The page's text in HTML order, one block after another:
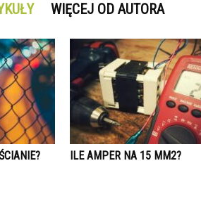
WIĘCEJ OD AUTORA
ILE AMPER NA 15 MM2?